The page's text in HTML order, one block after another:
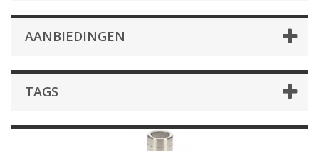
AANBIEDINGEN
TAGS